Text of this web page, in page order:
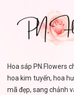
Hoa sáp PN.Flowers
hoa kim tuyến, hoa
mã đẹp, sang chảnh